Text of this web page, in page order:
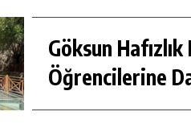
Göksun Hafızlık
Öğrencilerine